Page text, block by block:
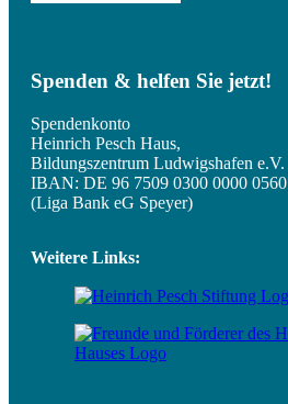
Spenden & helfen Sie jetzt!
Spendenkonto
Heinrich Pesch Haus,
Bildungszentrum Ludwigshafen e.V.
IBAN: DE 96 7509 0300 0000
(Liga Bank eG Speyer)
Weitere Links: